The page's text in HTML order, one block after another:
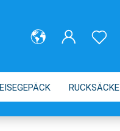
RUCKSÄCKE